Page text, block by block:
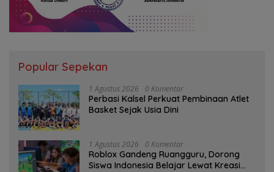
Popular Sepekan
1 Agustus 2026 0 Komentar
Perbasi Kalsel Perkuat Pembinaan Atlet
Basket Sejak Usia Dini
1 Agustus 2026 0 Komentar
Roblox Gandeng Ruangguru, Dorong
Siswa Indonesia Belajar Lewat Kreasi